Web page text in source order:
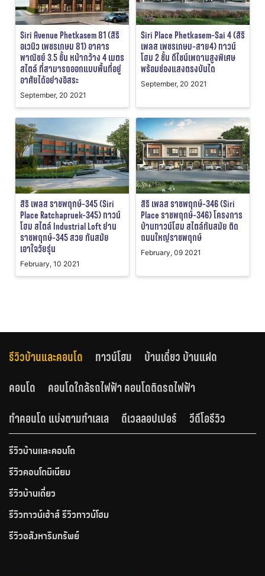
Siri Avenue Phetkasem 81 (สิริ
อเวนิว เพชรเกษม 81) อาคาร
พาณิชย์ 3.5 ชั้น หน้ากว้าง 4 เมตร
สไตล์ ที่สามารถออกแบบพื้นที่อยู่
อาศัยได้อย่างอิสระ
September, 20 2021
Siri Place Phetkasem-Sai 4 (สิริ
เพลส เพชรเกษม-สาย4) ทาวน์
โฮม 2 ชั้น ดีไซน์เพดานสูงพิเศษ
พร้อมช่องแสงตรงบันได
September, 20 2021
สิริ เพลส ราชพฤกษ์-345 (Siri
Place Ratchapruek-345) ทาวน์
โฮม สไตล์ Industrial Loft ย่าน
ราชพฤกษ์-345 สวย ทันสมัย
เอาใจวัยรุ่น
February, 10 2021
สิริ เพลส ราชพฤกษ์-346 (Siri
Place ราชพฤกษ์-346) โครงการ
บ้านทาวน์โฮม สไตล์ทันสมัย ติด
ถนนใหญ่ราชพฤกษ์
February, 09 2021
รีวิวบ้านและคอนโด ทาวน์โฮม
บ้านเดี่ยว บ้านแฝด
คอนโด
คอนโดใกล้รถไฟฟ้า คอนโดติดรถไฟฟ้า
ทำคอนโด แบ่งตามทำเลเล
ดีเวลลอปเปอร์ วีดีโอรีวิว
รีวิวบ้านและคอนโด
รีวิวคอนโดมิเนียม
รีวิวบ้านเดี่ยว
รีวิวทาวน์เฮ้าส์ รีวิวทาวน์โฮม
รีวิวอสังหาริมทรัพย์